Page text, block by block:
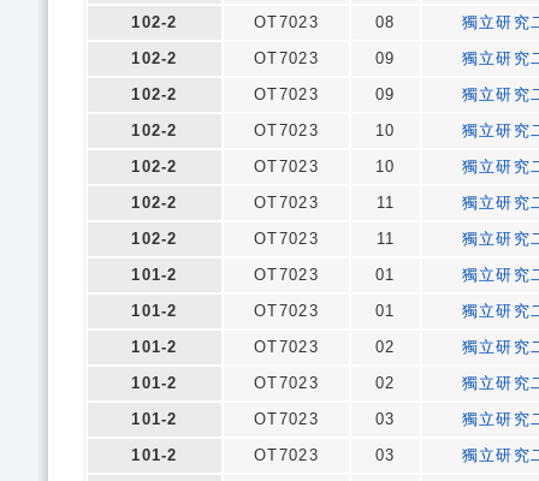
102-2
OT7023 08
獨立研究
102-2
OT7023 09
獨立研究
102-2
OT7023 09
獨立研究
102-2
OT7023 10
獨立研究
102-2
OT7023 10
獨立研究
102-2
OT7023 11
獨立研究
102-2
OT7023 11
獨立研究
101-2
OT7023 01
獨立研究
101-2
OT7023 01
獨立研究
101-2
OT7023 02
獨立研究
101-2
OT7023 02
獨立研究
101-2
OT7023 03
獨立研究
101-2
OT7023 03
獨立研究